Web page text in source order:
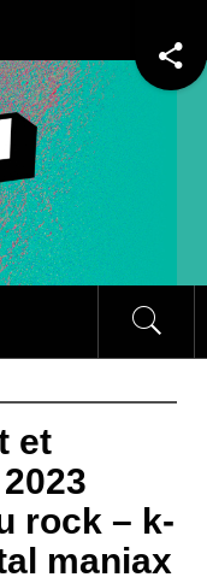
et
rock – k-
maniax